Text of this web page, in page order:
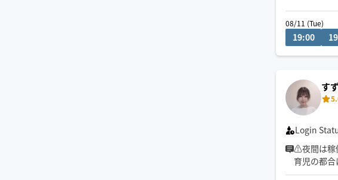
出勤枠少
最寄り駅か
大きな手の
コリや筋肉
自律神経
08/11 (Tue)
19:00
す
Login
⚠️夜間は稼
育児の都
けし大変